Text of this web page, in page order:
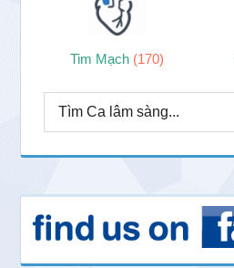
Tim Mạch (170)